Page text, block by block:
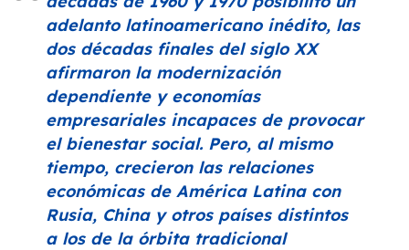
adelanto latinoamericano inédito, las
dos décadas finales del siglo XX
afirmaron la modernización
dependiente y economías
empresariales incapaces de provocar
el bienestar social. Pero, al mismo
tiempo, crecieron las relaciones
económicas de América Latina con
Rusia, China y otros países distintos
a los de la órbita tradicional